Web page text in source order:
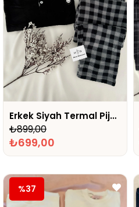
Erkek Siyah Termal Pijama
₺699,00
₺899,00
%37